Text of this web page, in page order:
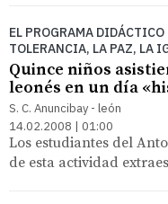
EL PROGRAMA
TOLERANCIA, LA PAZ, LA
Quince niños
leonés en un día
S. C. Anuncibay - león
14.02.2008 | 01:00
Los estudiantes del
de esta actividad